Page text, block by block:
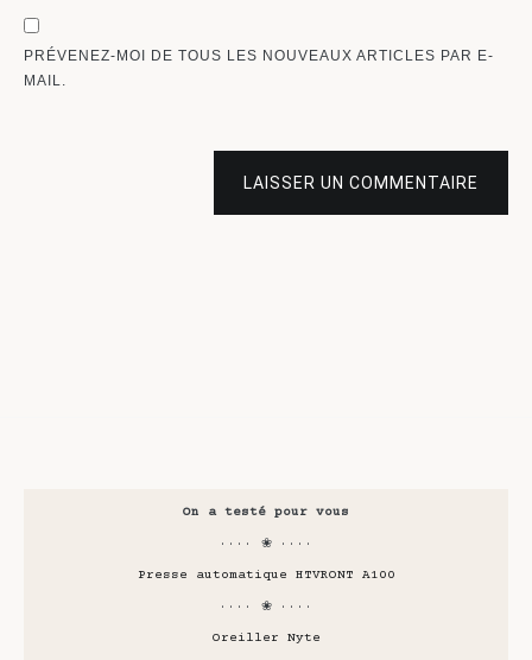
PRÉVENEZ-MOI DE TOUS LES NOUVEAUX ARTICLES PAR E-
MAIL.
LAISSER UN COMMENTAIRE
On a testé pour vous
···· ❀ ····
Presse automatique HTVRONT A100
···· ❀ ····
Oreiller Nyte